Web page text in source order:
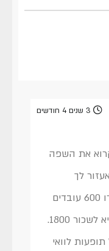
3 שנים 4 חודשים
את השפה
לך
פרוספור. כתוב חד משמעית שנשכרו 600 עובדים
נוספים ועד סוף יוני 2021 הכוונה היא לשכור 1800.
לוואי